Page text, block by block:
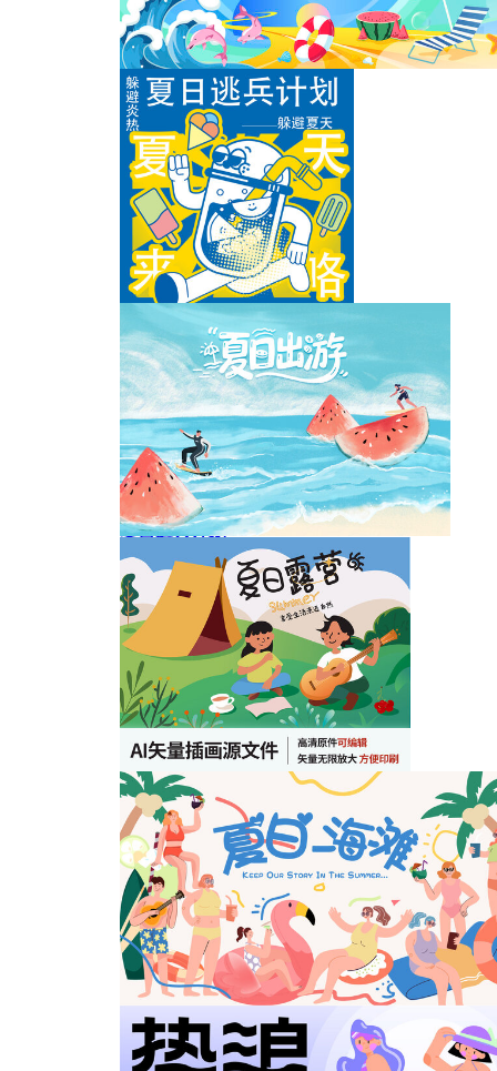
海边度假主画面
夏日嘉年华海报
夏日逃兵计划
海边
夏季夏日露营